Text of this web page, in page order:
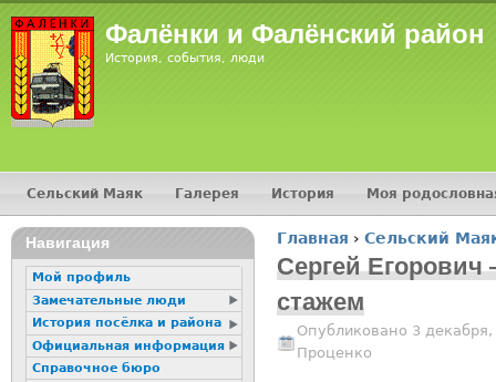
Фалёнки и Фалёнский район
История, события, люди
Вы здесь
Главная › Сельский
Сергей
стажем
Опубликовано 3
Проценко
Главное меню
Сельский Маяк Галерея История Моя
16+
Навигация
Мой профиль
Замечательные люди
История посёлка и района
Официальная информация
Справочное бюро